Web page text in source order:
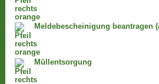
Meldebescheinigung beantragen
Müllentsorgung